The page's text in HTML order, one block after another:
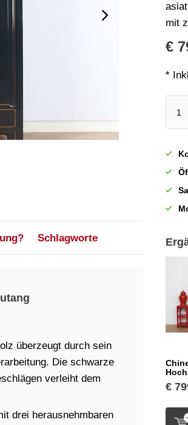
mit
€
*
Schlagworte
überzeugt durch sein
Die schwarze
verleiht dem
drei herausnehmbaren
€